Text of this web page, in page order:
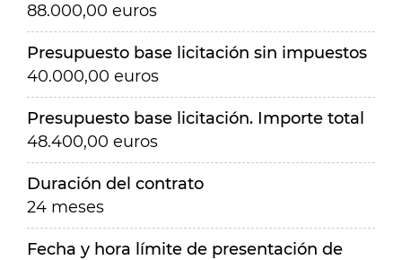
88.000,00 euros
Presupuesto base licitación sin impuestos
40.000,00 euros
Presupuesto base licitación. Importe total
48.400,00 euros
Duración del contrato
24 meses
Fecha y hora límite de presentación de